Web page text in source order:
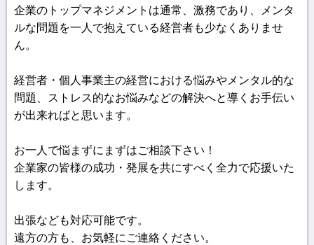
企業のトップマネジメントは通常、激務であり、メンタ
ルな問題を一人で抱えている経営者も少なくありませ
ん。
経営者・個人事業主の経営における悩みやメンタル的な
問題、ストレス的なお悩みなどの解決へと導くお手伝い
が出来ればと思います。
お一人で悩まずにまずはご相談下さい！
企業家の皆様の成功・発展を共にすべく全力で応援いた
します。
出張なども対応可能です。
遠方の方も、お気軽にご連絡ください。